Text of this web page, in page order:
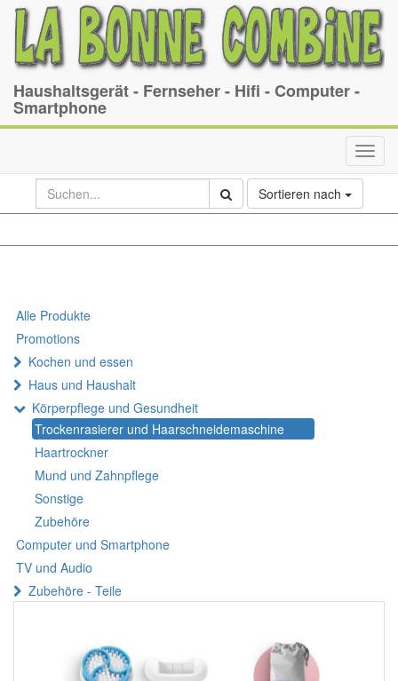
Haushaltsgerät - Fernseher - Hifi - Computer -
Smartphone
Sortieren nach
Alle Produkte
Promotions
Kochen und essen
Haus und Haushalt
Körperpflege und Gesundheit
Trockenrasierer und Haarschneidemaschine
Haartrockner
Mund und Zahnpflege
Sonstige
Zubehöre
Computer und Smartphone
TV und Audio
Zubehöre - Teile